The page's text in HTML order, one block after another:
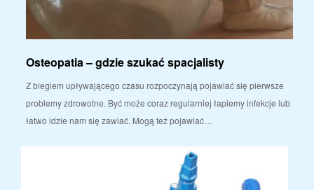
Osteopatia – gdzie szukać spacjalisty
Z biegiem upływającego czasu rozpoczynają pojawiać się pierwsze
problemy zdrowotne. Być może coraz regularniej łapiemy infekcje lub
łatwo idzie nam się zawiać. Mogą też pojawiać…